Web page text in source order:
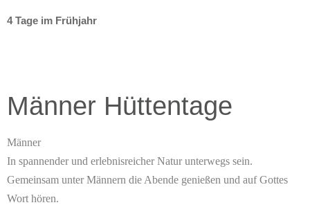
4 Tage im Frühjahr
Männer Hüttentage
Männer
In spannender und erlebnisreicher Natur unterwegs sein.
Gemeinsam unter Männern die Abende genießen und auf Gottes
Wort hören.